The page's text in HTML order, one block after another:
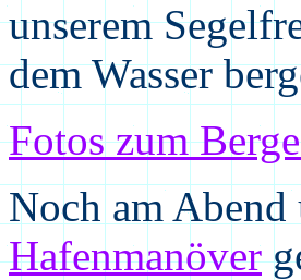
unserem
dem Wasser
Fotos zum
Noch am
Hafenmanöver